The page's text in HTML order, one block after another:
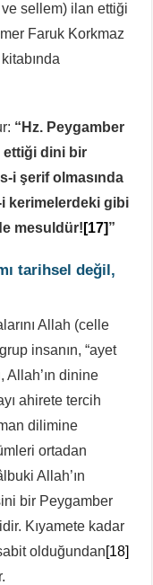
sellem) ilan ettiği
Faruk Korkmaz
“Hz. Peygamber
ettiği dini bir
i şerif olmasında
kerimelerdeki gibi
mesuldür! [17]”
tarihsel değil,
Allah (celle
insanın, “ayet
Allah’ın dinine
ahirete tercih
dilimine
ortadan
Allah’ın
bir Peygamber
Kıyamete kadar
olduğundan[18]